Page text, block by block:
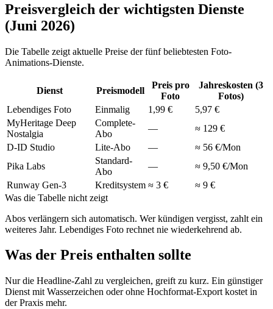
Preisvergleich der wichtigsten Dienste
(Juni 2026)
Die Tabelle zeigt aktuelle Preise der fünf beliebtesten Foto-
Animations-Dienste.
Dienst Preismodell
Preis pro
Foto
Jahreskosten (3
Fotos)
Lebendiges Foto
Einmalig 1,99 €
5,97 €
MyHeritage Deep
Nostalgia
Complete-
Abo
—
≈ 129 €
D-ID Studio
Lite-Abo —
≈ 56 €/Mon
Pika Labs
Standard-
Abo
—
≈ 9,50 €/Mon
Runway Gen-3
Kreditsystem ≈ 3 €
≈ 9 €
Was die Tabelle nicht zeigt
Abos verlängern sich automatisch. Wer kündigen vergisst, zahlt ein
weiteres Jahr. Lebendiges Foto rechnet nie wiederkehrend ab.
Was der Preis enthalten sollte
Nur die Headline-Zahl zu vergleichen, greift zu kurz. Ein günstiger
Dienst mit Wasserzeichen oder ohne Hochformat-Export kostet in
der Praxis mehr.